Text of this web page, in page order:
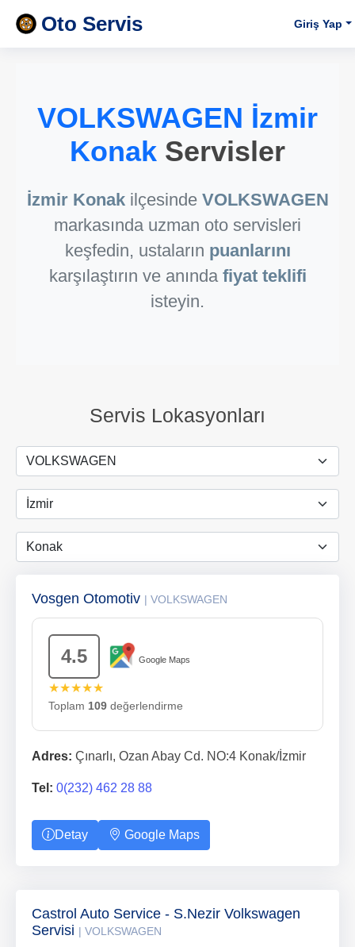
Oto Servis Giriş Yap
VOLKSWAGEN İzmir
Konak Servisler
İzmir Konakilçesinde VOLKSWAGEN
markasında uzman oto servisleri
keşfedin, ustaların puanlarını
karşılaştırın ve anında fiyat teklifi
isteyin.
Servis Lokasyonları
Vosgen Otomotiv | VOLKSWAGEN
4.5 Google Maps
★★★★★
Toplam 109 değerlendirme
Adres: Çınarlı, Ozan Abay Cd. NO:4 Konak/İzmir
Tel: 0(232) 462 28 88
Detay Google Maps
Castrol Auto Service - S.Nezir Volkswagen
Servisi | VOLKSWAGEN